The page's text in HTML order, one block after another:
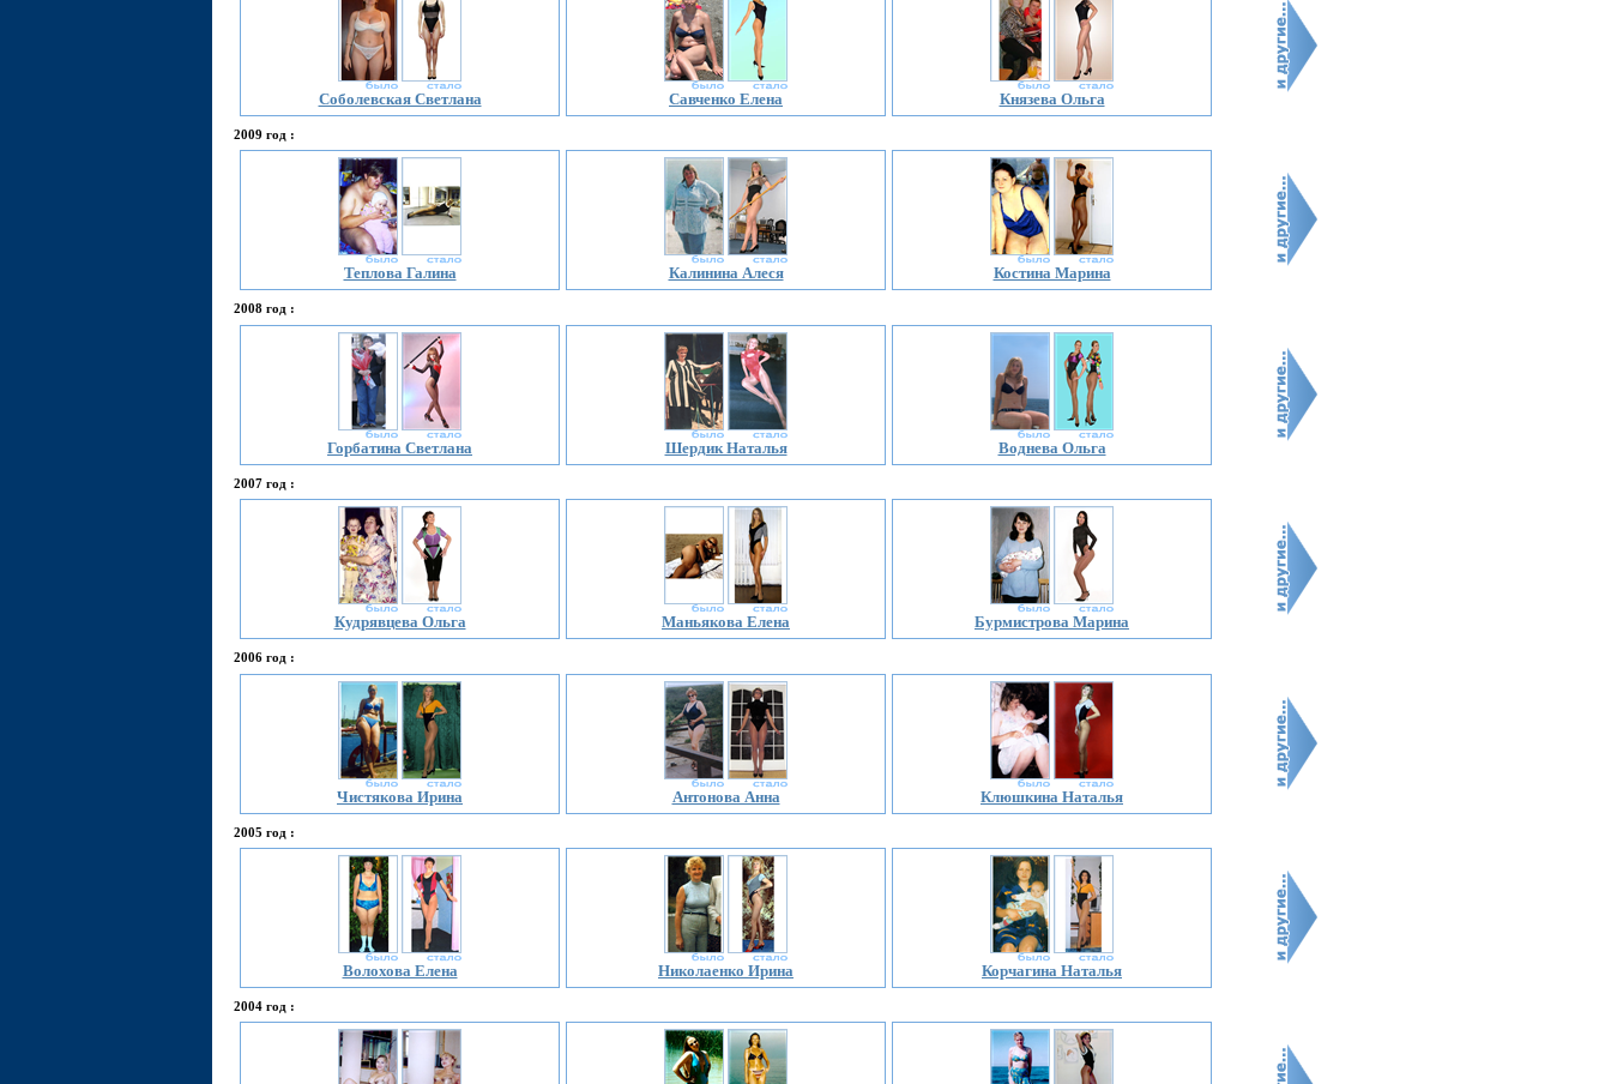
Соболевская Светлана Савченко Елена Князева Ольга
2009 год :
Теплова Галина Калинина Алеся Костина Марина
2008 год :
Горбатина Светлана Шердик Наталья Воднева Ольга
2007 год :
Кудрявцева Ольга Маньякова Елена Бурмистрова Марина
2006 год :
Чистякова Ирина Антонова Анна Клюшкина Наталья
2005 год :
Волохова Елена Николаенко Ирина Корчагина Наталья
2004 год :